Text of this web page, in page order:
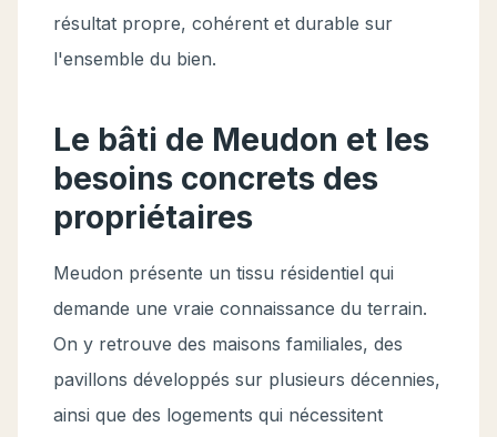
résultat propre, cohérent et durable sur
l'ensemble du bien.
Le bâti de Meudon et les
besoins concrets des
propriétaires
Meudon présente un tissu résidentiel qui
demande une vraie connaissance du terrain.
On y retrouve des maisons familiales, des
pavillons développés sur plusieurs décennies,
ainsi que des logements qui nécessitent